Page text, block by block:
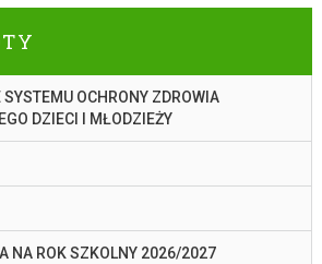
SYSTEMU OCHRONY ZDROWIA
DZIECI I MŁODZIEŻY
NA ROK SZKOLNY 2026/2027